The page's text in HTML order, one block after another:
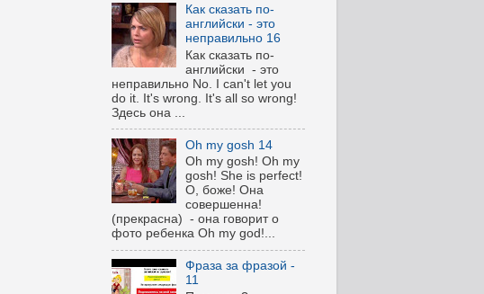
Как сказать по-
английски - это
неправильно 16
Как сказать по-
английски - это
неправильно No. I can't let you
do it. It's wrong. It's all so wrong!
Здесь она ...
Oh my gosh 14
Oh my gosh! Oh my
gosh! She is perfect!
О, боже! Она
совершенна!
(прекрасна) - она говорит о
фото ребенка Oh my god!...
Фраза за фразой -
11